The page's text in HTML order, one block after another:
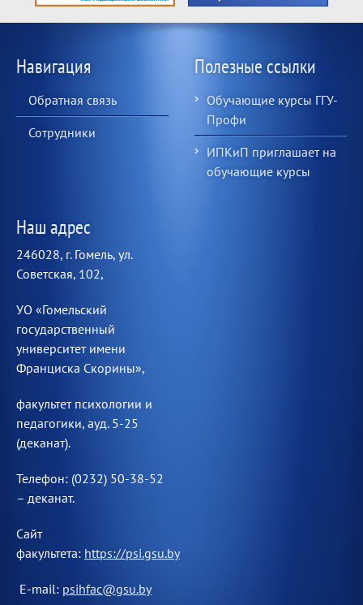
Навигация
Обратная связь
Сотрудники
Полезные ссылки
Обучающие курсы ГГУ-
Профи
ИПКиП приглашает на
обучающие курсы
Наш адрес
246028, г. Гомель, ул.
Советская, 102,
УО «Гомельский
государственный
университет имени
Франциска Скорины»,
факультет психологии и
педагогики, ауд. 5-25
(деканат).
Телефон: (0232) 50-38-52
– деканат.
Сайт
факультета: https://psi.gsu.by
E-mail: psihfac@gsu.by